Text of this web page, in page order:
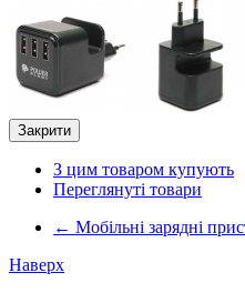
Закрити
З цим товаром купують
Переглянуті товари
← Мобільні зарядні
Наверх